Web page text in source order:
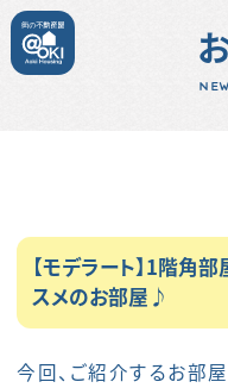
【モデラート】1階角
スメのお部屋♪
今回、ご紹介するお部